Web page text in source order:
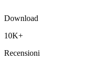
Download
10K+
Recensioni